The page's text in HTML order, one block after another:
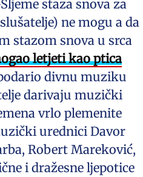
staza snova za
ne mogu a da
stazom snova u srca
letjeti kao ptica
divnu muziku
darivaju muzički
vrlo plemenite
urednici Davor
Robert Mareković,
i dražesne ljepotice